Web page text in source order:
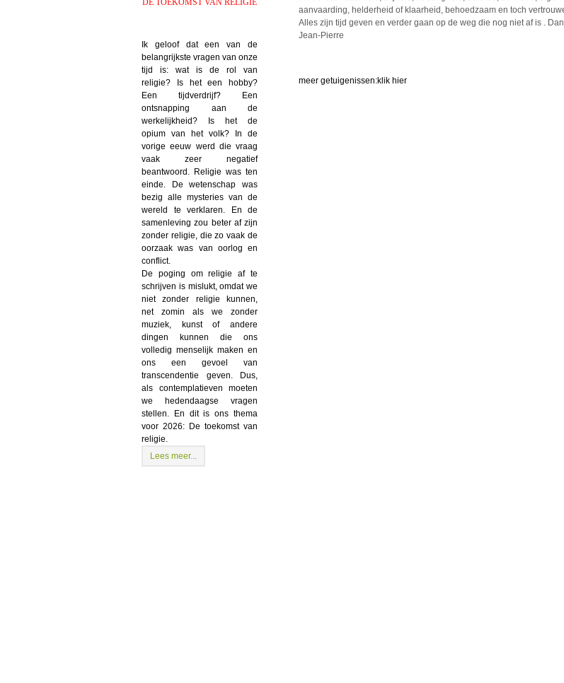
Ik geloof dat een van de
belangrijkste vragen van onze
tijd is: wat is de rol van
religie? Is het een hobby?
Een tijdverdrijf? Een
ontsnapping aan de
werkelijkheid? Is het de
opium van het volk? In de
vorige eeuw werd die vraag
vaak zeer negatief
beantwoord. Religie was ten
einde. De wetenschap was
bezig alle mysteries van de
wereld te verklaren. En de
samenleving zou beter af zijn
zonder religie, die zo vaak de
oorzaak was van oorlog en
conflict.
De poging om religie af te
schrijven is mislukt, omdat we
niet zonder religie kunnen,
net zomin als we zonder
muziek, kunst of andere
dingen kunnen die ons
volledig menselijk maken en
ons een gevoel van
transcendentie geven. Dus,
als contemplatieven moeten
we hedendaagse vragen
stellen. En dit is ons thema
voor 2026: De toekomst van
religie.
Lees meer...
aanvaarding, helderheid of klaarheid, behoedzaam en toch
Alles zijn tijd geven en verder gaan op de weg die nog niet af is .
Jean-Pierre
meer getuigenissen:klik hier